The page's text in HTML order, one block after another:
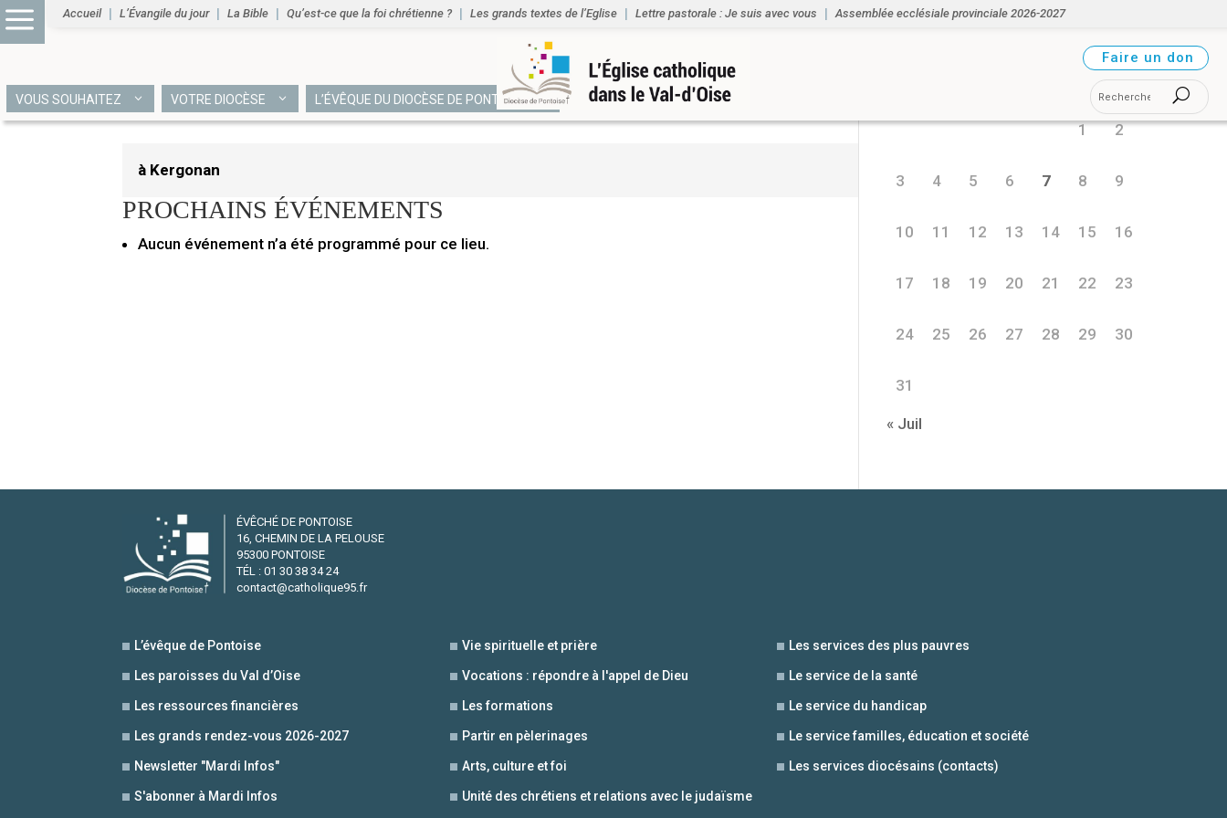
Accueil L’Évangile du jour La Bible Qu’est-ce que la foi chrétienne ? Les grands textes de l’Eglise Lettre pastorale : Je suis avec vous Assemblée ecclésiale provinciale 2026-2027
Faire un don
VOUS SOUHAITEZ VOTRE DIOCÈSE L’ÉVÊQUE DU DIOCÈSE DE PONTOISE
à Kergonan
PROCHAINS ÉVÉNEMENTS
Aucun événement n’a été programmé pour ce lieu.
D
1 2
3 4 5 6 7 8 9
10 11 12 13 14 15 16
17 18 19 20 21 22 23
24 25 26 27 28 29 30
31
« Juil
ÉVÊCHÉ DE PONTOISE
16, CHEMIN DE LA PELOUSE
95300 PONTOISE
TÉL : 01 30 38 34 24
contact@catholique95.fr
L’évêque de Pontoise
Les paroisses du Val d’Oise
Les ressources financières
Les grands rendez-vous 2026-2027
Newsletter "Mardi Infos"
S'abonner à Mardi Infos
Vie spirituelle et prière
Vocations : répondre à l'appel de Dieu
Les formations
Partir en pèlerinages
Arts, culture et foi
Unité des chrétiens et relations avec le judaïsme
Les services des plus pauvres
Le service de la santé
Le service du handicap
Le service familles, éducation et société
Les services diocésains (contacts)